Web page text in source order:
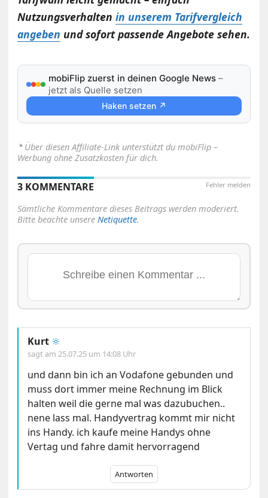
Nutzungsverhaltenin unserem Tarifvergleich
angeben und sofort passende Angebote sehen.
mobiFlip zuerst in deinen Google News –
jetzt als Quelle setzen
Haken setzen ↗
⋆ Über diesen Affiliate-Link unterstützt du mobiFlip –
Werbung ohne Zusatzkosten für dich.
Fehler melden
3 KOMMENTARE
Sämtliche Kommentare dieses Beitrags werden moderiert.
Bitte beachte unsere Netiquette.
Kurt 🔆
sagt am 25.07.25 um 14:08 Uhr
und dann bin ich an Vodafone gebunden und
muss dort immer meine Rechnung im Blick
halten weil die gerne mal was dazubuchen..
nene lass mal. Handyvertrag kommt mir nicht
ins Handy. ich kaufe meine Handys ohne
Vertag und fahre damit hervorragend
Antworten